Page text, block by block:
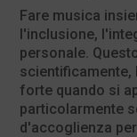
Fare musica
l'inclusione,
personale.
scientificamente,
forte quando si
particolarmente
d'accoglienza per